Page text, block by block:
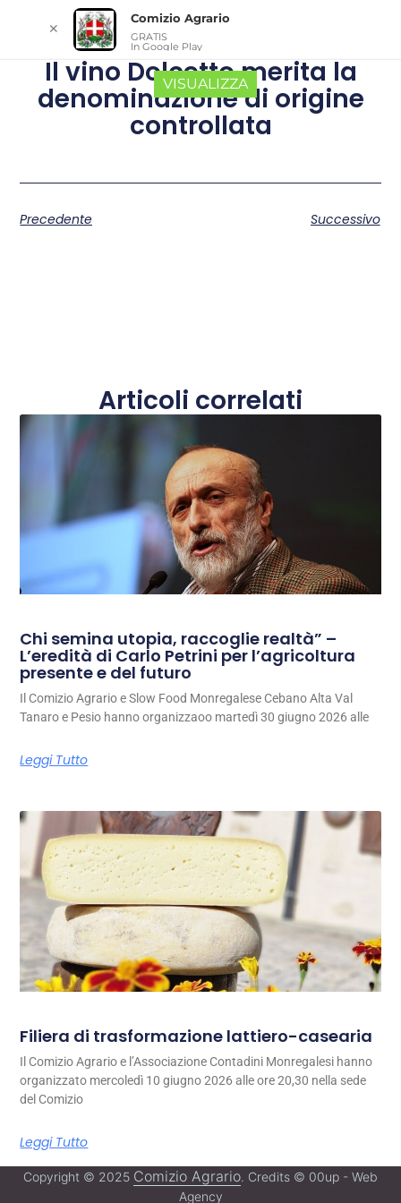
Il vino Dolcetto merita la
denominazione di origine
controllata
Precedente Successivo
Articoli correlati
Chi semina utopia, raccoglie realtà” –
L’eredità di Carlo Petrini per l’agricoltura
presente e del futuro
Il Comizio Agrario e Slow Food Monregalese Cebano Alta Val
Tanaro e Pesio hanno organizzaoo martedì 30 giugno 2026 alle
Leggi Tutto
Filiera di trasformazione lattiero-casearia
Il Comizio Agrario e l’Associazione Contadini Monregalesi hanno
organizzato mercoledì 10 giugno 2026 alle ore 20,30 nella sede
del Comizio
Leggi Tutto
Copyright © 2025 Comizio Agrario. Credits © 00up - Web
Agency
✕
Comizio Agrario
GRATIS
In Google Play
VISUALIZZA